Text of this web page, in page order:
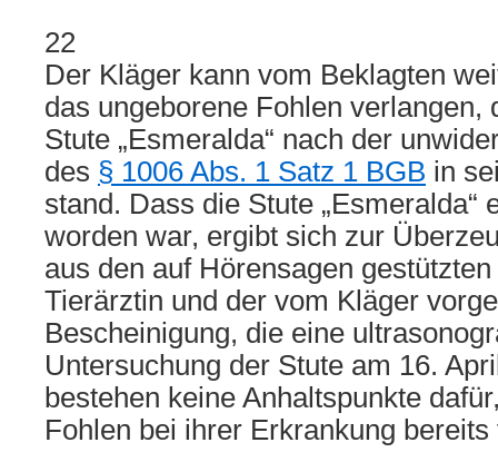
22
Der Kläger kann vom Beklagten
das ungeborene Fohlen verlangen,
Stute „Esmeralda“ nach der
des § 1006 Abs. 1 Satz 1 BGB in
stand. Dass die Stute „Esmeralda“
worden war, ergibt sich zur
aus den auf Hörensagen
Tierärztin und der vom Kläger
Bescheinigung, die eine
Untersuchung der Stute am 16.
bestehen keine Anhaltspunkte
Fohlen bei ihrer Erkrankung bereits